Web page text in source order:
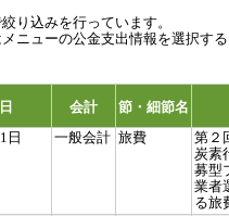
り込みを行っています。
ニューの公金支出情報を選択する
会計 節・細節名
日 一般会計 旅費
第２
炭素
募型
業者
る旅